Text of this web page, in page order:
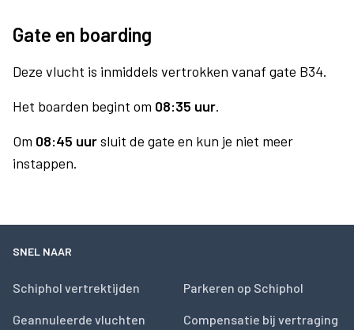
Gate en boarding
Deze vlucht is inmiddels vertrokken vanaf gate B34.
Het boarden begint om 08:35 uur.
Om 08:45 uursluit de gate en kun je niet meer
instappen.
SNEL NAAR
Schiphol vertrektijden
Geannuleerde vluchten
Parkeren op Schiphol
Compensatie bij vertraging